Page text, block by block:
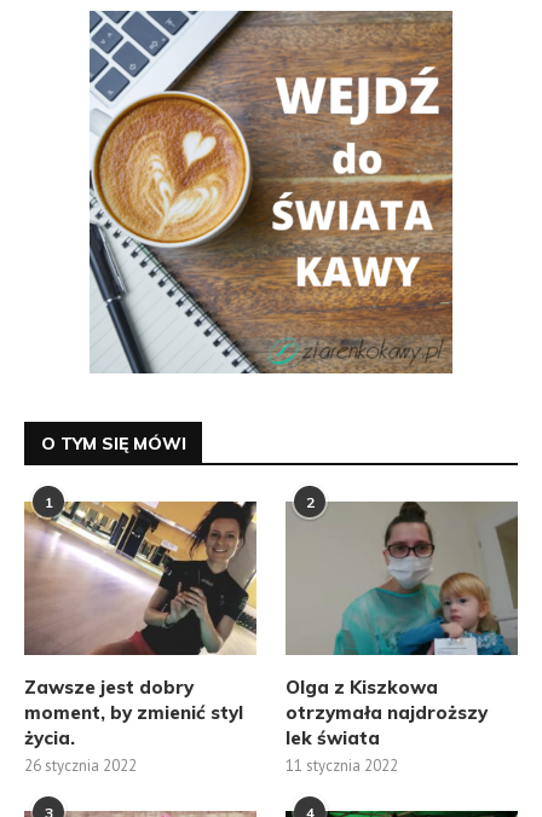
O TYM SIĘ MÓWI
1
Zawsze jest dobry
moment, by zmienić styl
życia.
26 stycznia 2022
2
Olga z Kiszkowa
otrzymała najdroższy
lek świata
11 stycznia 2022
3 4